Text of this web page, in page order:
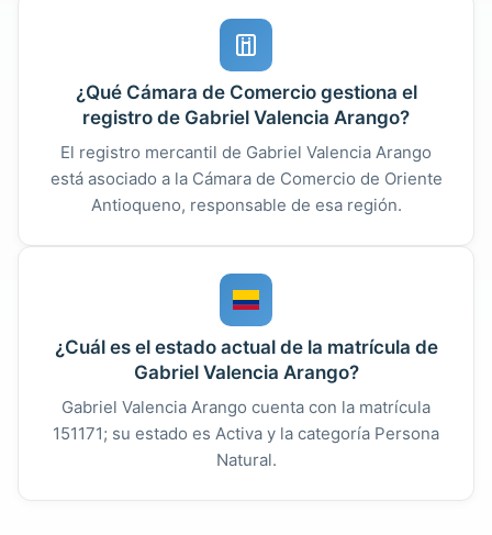
¿Qué Cámara de Comercio gestiona el
registro de Gabriel Valencia Arango?
El registro mercantil de Gabriel Valencia Arango
está asociado a la Cámara de Comercio de Oriente
Antioqueno, responsable de esa región.
¿Cuál es el estado actual de la matrícula de
Gabriel Valencia Arango?
Gabriel Valencia Arango cuenta con la matrícula
151171; su estado es Activa y la categoría Persona
Natural.